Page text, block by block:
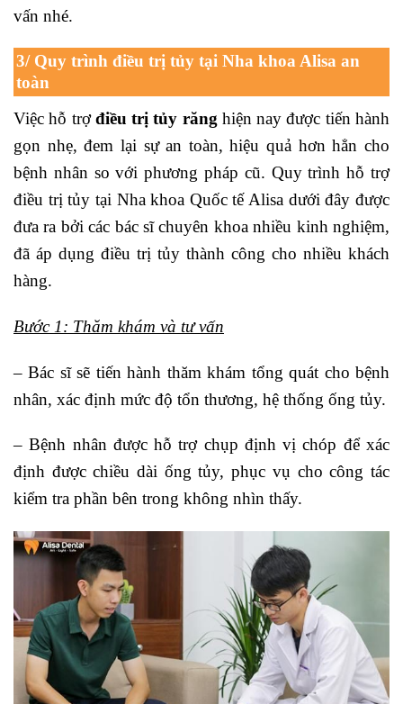
vấn nhé.
3/ Quy trình điều trị tủy tại Nha khoa Alisa an
toàn
Việc hỗ trợđiều trị tủy răng hiện nay được tiến hành
gọn nhẹ, đem lại sự an toàn, hiệu quả hơn hẳn cho
bệnh nhân so với phương pháp cũ. Quy trình hỗ trợ
điều trị tủy tại Nha khoa Quốc tế Alisa dưới đây được
đưa ra bởi các bác sĩ chuyên khoa nhiều kinh nghiệm,
đã áp dụng điều trị tủy thành công cho nhiều khách
hàng.
Bước 1: Thăm khám và tư vấn
– Bác sĩ sẽ tiến hành thăm khám tổng quát cho bệnh
nhân, xác định mức độ tổn thương, hệ thống ống tủy.
– Bệnh nhân được hỗ trợ chụp định vị chóp để xác
định được chiều dài ống tủy, phục vụ cho công tác
kiểm tra phần bên trong không nhìn thấy.